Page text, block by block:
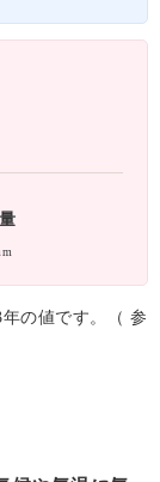
の値です。（ 参